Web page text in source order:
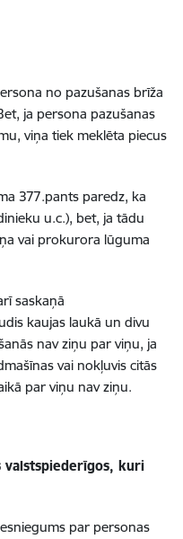
no pazušanas brīža
ja persona pazušanas
viņa tiek meklēta piecus
377.pants paredz, ka
u.c.), bet, ja tādu
vai prokurora lūguma
saskaņā
kaujas laukā un divu
nav ziņu par viņu, ja
vai nokļuvis citās
par viņu nav ziņu.
valstspiederīgos, kuri
par personas